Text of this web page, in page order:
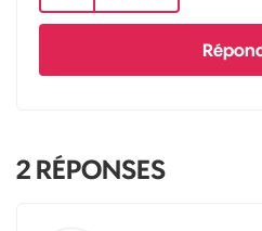
2 RÉPONSES